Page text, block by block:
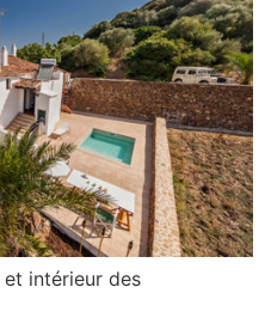
intérieur des